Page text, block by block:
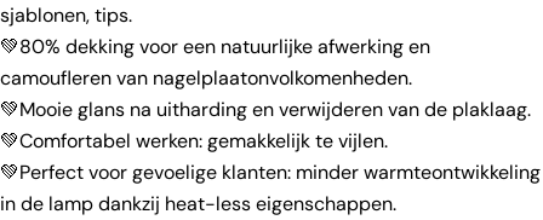
sjablonen, tips.
💚80% dekking voor een natuurlijke afwerking en
camoufleren van nagelplaatonvolkomenheden.
💚Mooie glans na uitharding en verwijderen van de plaklaag.
💚Comfortabel werken: gemakkelijk te vijlen.
💚Perfect voor gevoelige klanten: minder warmteontwikkeling
in de lamp dankzij heat-less eigenschappen.